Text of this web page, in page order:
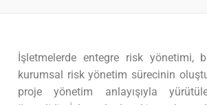
İşletmelerde entegre risk yönetimi,
kurumsal risk yönetim sürecinin
proje yönetim anlayışıyla